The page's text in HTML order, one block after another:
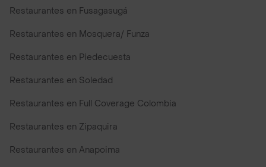
Restaurantes en Fusagasugá
Restaurantes en Mosquera/ Funza
Restaurantes en Piedecuesta
Restaurantes en Soledad
Restaurantes en Full Coverage Colombia
Restaurantes en Zipaquira
Restaurantes en Anapoima